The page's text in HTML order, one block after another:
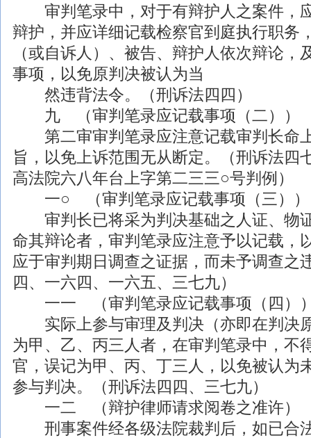
审判笔录中，对于有辩护人之案件，
辩护，并应详细记载检察官到庭执行职务
（或自诉人）、被告、辩护人依次辩论，
事项，以免原判决被认为当
然违背法令。（刑诉法四四）
九 （审判笔录应记载事项（二））
第二审审判笔录应注意记载审判长命
旨，以免上诉范围无从断定。（刑诉法四
高法院六八年台上字第二三三○号判例）
一○ （审判笔录应记载事项（三））
审判长已将采为判决基础之人证、物
命其辩论者，审判笔录应注意予以记载，
应于审判期日调查之证据，而未予调查之
四、一六四、一六五、三七九）
一一 （审判笔录应记载事项（四）
实际上参与审理及判决（亦即在判决
为甲、乙、丙三人者，在审判笔录中，不
官，误记为甲、丙、丁三人，以免被认为
参与判决。（刑诉法四四、三七九）
一二 （辩护律师请求阅卷之准许）
刑事案件经各级法院裁判后，如已合